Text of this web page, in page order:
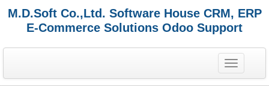
M.D.Soft Co.,Ltd. Software House CRM, ERP
E-Commerce Solutions Odoo Support
T
o
g